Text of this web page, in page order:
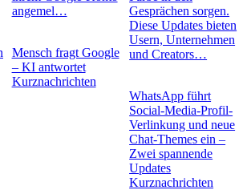
angemel…
Mensch fragt Google
– KI antwortet
Kurznachrichten
Gesprächen sorgen.
Diese Updates bieten
Usern, Unternehmen
und Creators…
WhatsApp führt
Social-Media-Profil-
Verlinkung und neue
Chat-Themes ein –
Zwei spannende
Updates
Kurznachrichten